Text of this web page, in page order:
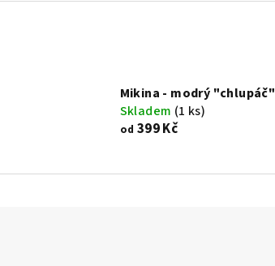
Mikina - modrý "chlupáč"
Skladem (1 ks)
od 399 Kč